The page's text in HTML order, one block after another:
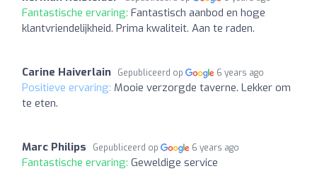
Fantastische ervaring: Fantastisch aanbod en hoge
klantvriendelijkheid. Prima kwaliteit. Aan te raden.
Carine Haiverlain Gepubliceerd op 6 years ago
Positieve ervaring: Mooie verzorgde taverne. Lekker om
te eten.
Marc Philips Gepubliceerd op 6 years ago
Fantastische ervaring: Geweldige service